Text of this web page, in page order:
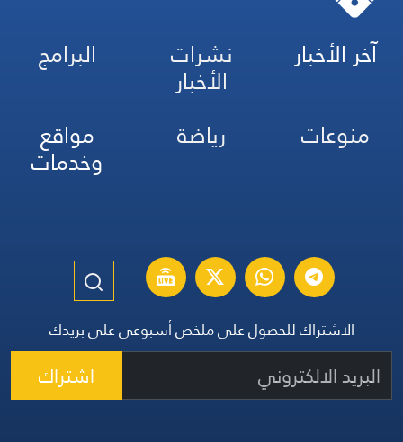
آخر الأخبار نشرات
الأخبار
البرامج
منوعات
رياضة مواقع
وخدمات
الاشتراك للحصول على ملخص أسبوعي على بريدك
اشتراك